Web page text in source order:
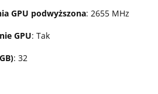
GPU podwyższona: 2655 MHz
GPU: Tak
: 32